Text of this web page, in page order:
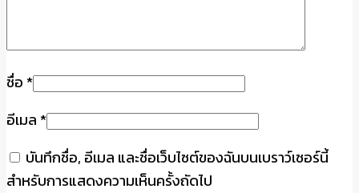
ชื่อ*
อีเมล*
บันทึกชื่อ, อีเมล และชื่อเว็บไซต์ของฉันบนเบราว์เซอร์นี้
สำหรับการแสดงความเห็นครั้งถัดไป